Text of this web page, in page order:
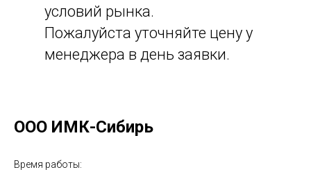
условий рынка.
Пожалуйста уточняйте цену у
менеджера в день заявки.
ООО ИМК-Сибирь
Время работы: